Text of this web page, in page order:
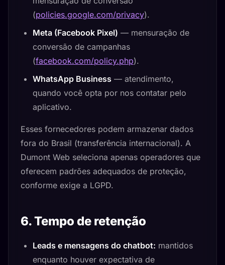
(policies.google.com/privacy).
Meta (Facebook Pixel) — mensuração de
conversão de campanhas
(facebook.com/policy.php).
WhatsApp Business — atendimento,
quando você opta por nos contatar pelo
aplicativo.
Esses fornecedores podem armazenar dados
fora do Brasil (transferência internacional). A
Dumont Web seleciona apenas operadores que
oferecem padrões adequados de proteção,
conforme exige a LGPD.
6. Tempo de retenção
Leads e mensagens do chatbot: mantidos
enquanto houver expectativa de